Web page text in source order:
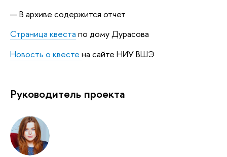
В архиве содержится отчет
Страница квеста по дому Дурасова
Новость о квесте на сайте НИУ ВШЭ
Руководитель проекта